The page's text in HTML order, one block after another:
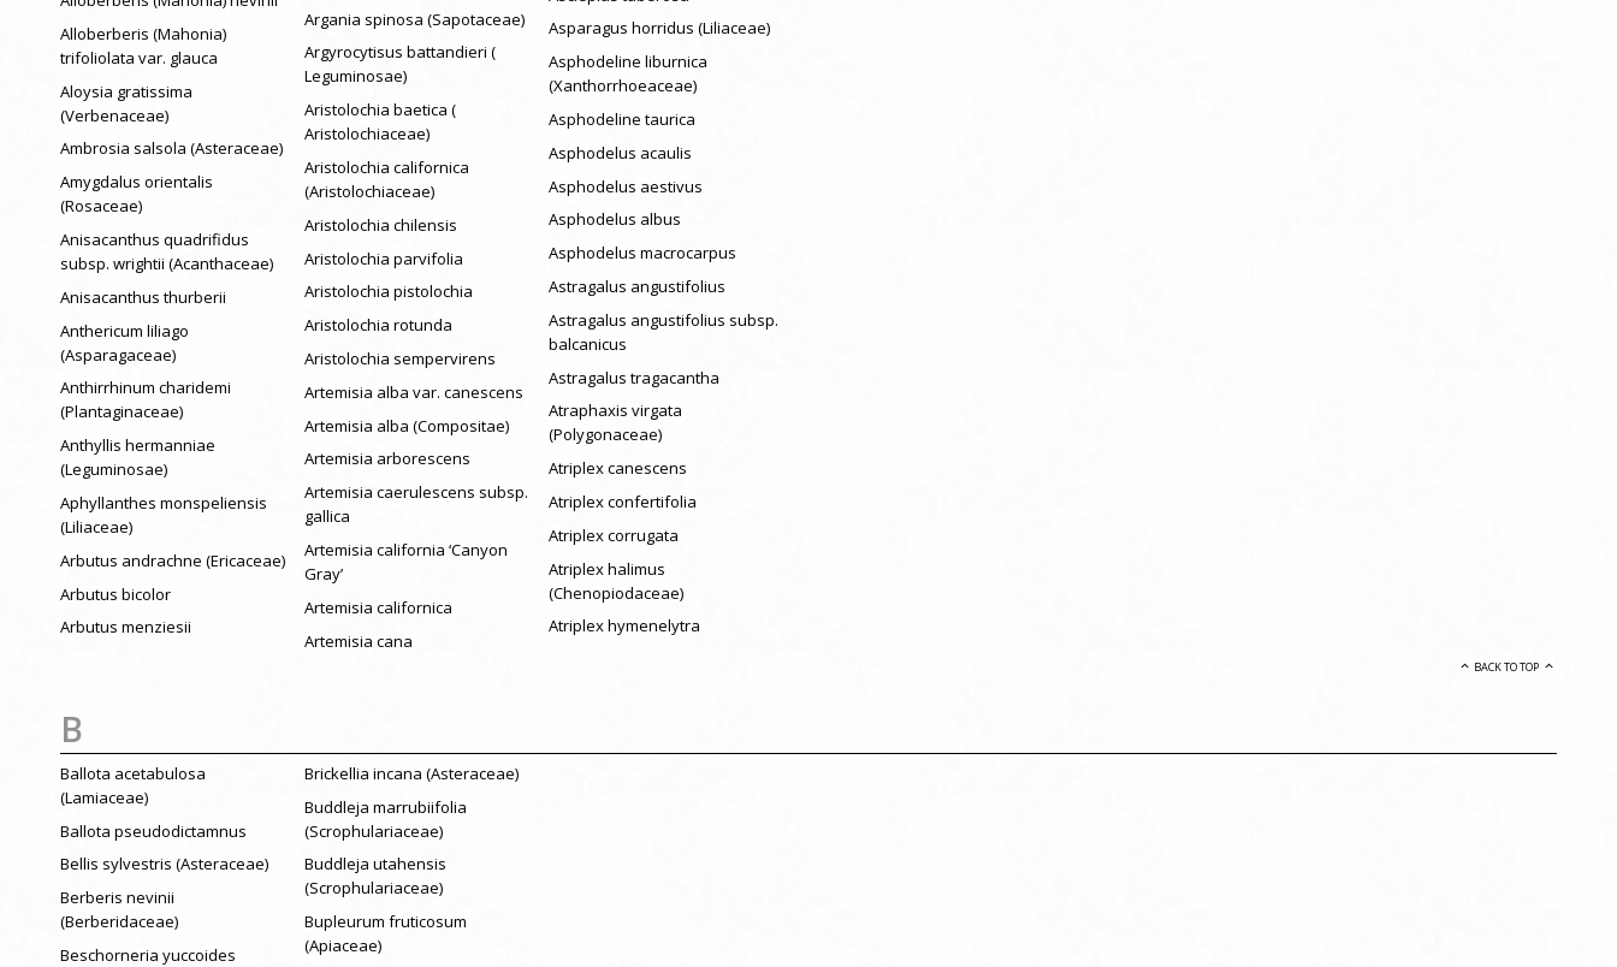
Alloberberis (Mahonia)
trifoliolata var. glauca
Aloysia gratissima
(Verbenaceae)
Ambrosia salsola (Asteraceae)
Amygdalus orientalis
(Rosaceae)
Anisacanthus quadrifidus
subsp. wrightii (Acanthaceae)
Anisacanthus thurberii
Anthericum liliago
(Asparagaceae)
Anthirrhinum charidemi
(Plantaginaceae)
Anthyllis hermanniae
(Leguminosae)
Aphyllanthes monspeliensis
(Liliaceae)
Arbutus andrachne (Ericaceae)
Arbutus bicolor
Arbutus menziesii
Argania spinosa (Sapotaceae)
Argyrocytisus battandieri (
Leguminosae)
Aristolochia baetica (
Aristolochiaceae)
Aristolochia californica
(Aristolochiaceae)
Aristolochia chilensis
Aristolochia parvifolia
Aristolochia pistolochia
Aristolochia rotunda
Aristolochia sempervirens
Artemisia alba var. canescens
Artemisia alba (Compositae)
Artemisia arborescens
Artemisia caerulescens subsp.
gallica
Artemisia california ‘Canyon
Gray’
Artemisia californica
Artemisia cana
Asparagus horridus (Liliaceae)
Asphodeline liburnica
(Xanthorrhoeaceae)
Asphodeline taurica
Asphodelus acaulis
Asphodelus aestivus
Asphodelus albus
Asphodelus macrocarpus
Astragalus angustifolius
Astragalus angustifolius subsp.
balcanicus
Astragalus tragacantha
Atraphaxis virgata
(Polygonaceae)
Atriplex canescens
Atriplex confertifolia
Atriplex corrugata
Atriplex halimus
(Chenopiodaceae)
Atriplex hymenelytra
BACK TO TOP
B
Ballota acetabulosa
(Lamiaceae)
Ballota pseudodictamnus
Bellis sylvestris (Asteraceae)
Berberis nevinii
(Berberidaceae)
Beschorneria yuccoides
Brickellia incana (Asteraceae)
Buddleja marrubiifolia
(Scrophulariaceae)
Buddleja utahensis
(Scrophulariaceae)
Bupleurum fruticosum
(Apiaceae)